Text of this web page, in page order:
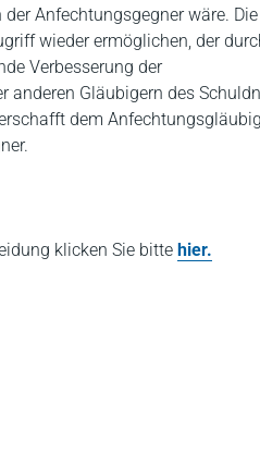
Anfechtungsgegner wäre. Die
wieder ermöglichen, der
Verbesserung der
anderen Gläubigern des
dem
klicken Sie bitte hier.